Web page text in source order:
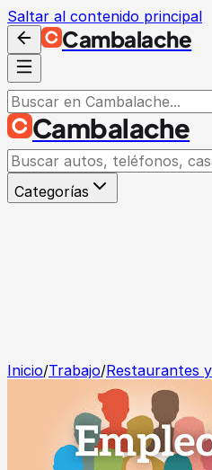
Saltar al contenido principal
Cambalache
Cambalache
Categorías
Inicio/Trabajo/Restaurantes